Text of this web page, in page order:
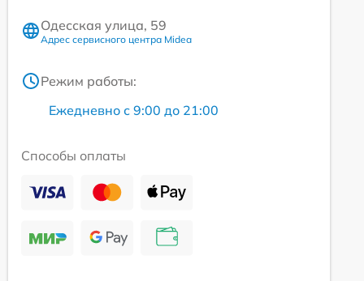
Одесская улица, 59
Адрес сервисного центра Midea
Режим работы:
Ежедневно с 9:00 до 21:00
Способы оплаты